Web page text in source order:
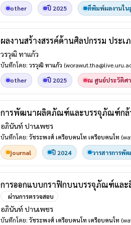
other
ปี 2025 ตีพิมพ์ผลงานใน
ผลงานสร้างสรรค์ด้านศิลปกรรม ประ
วรวุฒิ ทาแก้ว
บันทึกโดย: วรวุฒิ ทาแก้ว
other
ปี 2025 ณ ศูนย์ประวัติศ
การพัฒนาผลิตภัณฑ์และบรรจุภัณฑ์กล้
อภินันท์ ปานเพชร
บันทึกโดย: วัชระพงศ์ เครือบคนโท เครือบคนโท
journal
ปี 2024 วารสารการ
การออกแบบกราฟิกบนบรรจุภัณฑ์แล
ผ่านการตรวจสอบ
อภินันท์ ปานเพชร
บันทึกโดย: วัชระพงศ์ เครือบคนโท เครือบคนโท